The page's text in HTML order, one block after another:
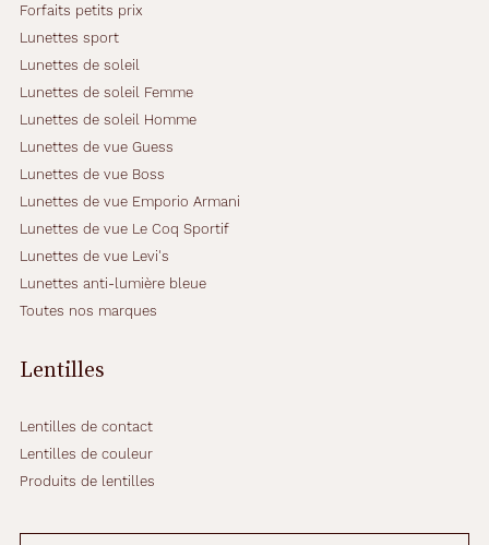
Forfaits petits prix
Lunettes sport
Lunettes de soleil
Lunettes de soleil Femme
Lunettes de soleil Homme
Lunettes de vue Guess
Lunettes de vue Boss
Lunettes de vue Emporio Armani
Lunettes de vue Le Coq Sportif
Lunettes de vue Levi's
Lunettes anti-lumière bleue
Toutes nos marques
Lentilles
Lentilles de contact
Lentilles de couleur
Produits de lentilles